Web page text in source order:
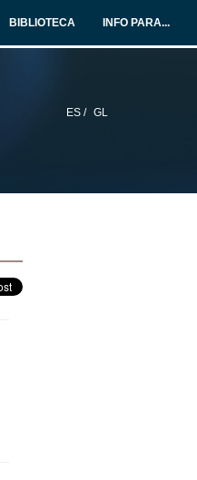
BIBLIOTECA INFO PARA...
ES / GL